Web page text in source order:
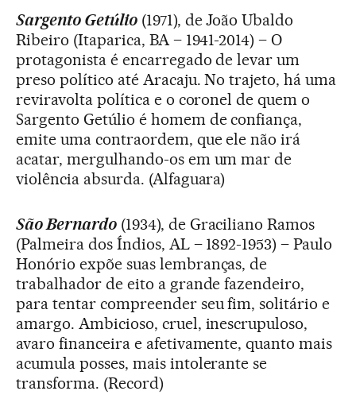
Sargento Getúlio (1971), de João Ubaldo
Ribeiro (Itaparica, BA – 1941-2014) – O
protagonista é encarregado de levar um
preso político até Aracaju. No trajeto, há uma
reviravolta política e o coronel de quem o
Sargento Getúlio é homem de confiança,
emite uma contraordem, que ele não irá
acatar, mergulhando-os em um mar de
violência absurda. (Alfaguara)
São Bernardo (1934), de Graciliano Ramos
(Palmeira dos Índios, AL – 1892-1953) – Paulo
Honório expõe suas lembranças, de
trabalhador de eito a grande fazendeiro,
para tentar compreender seu fim, solitário e
amargo. Ambicioso, cruel, inescrupuloso,
avaro financeira e afetivamente, quanto mais
acumula posses, mais intolerante se
transforma. (Record)